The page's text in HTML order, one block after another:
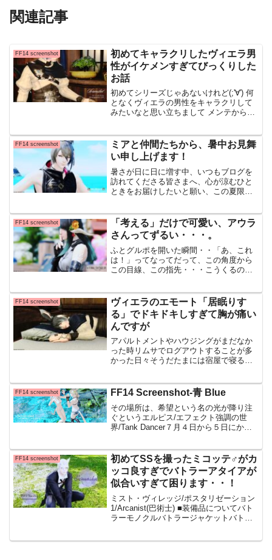
関連記事
FF14 screenshot
初めてキャラクリしたヴィエラ男
性がイケメンすぎてびっくりした
お話
初めてシリーズじゃあないけれど(;'∀') 何
となくヴィエラの男性をキャラクリして
みたいなと思い立ちまして メンテから逃
た幻想薬を使ってみたところ・・ 奇跡の
薬
FF14 screenshot
ミアと仲間たちから、暑中お見舞
い申し上げます！
暑さが日に日に増す中、いつもブログを
訪れてくださる皆さまへ、心が涼むひと
ときをお届けしたいと願い、この夏限定
伸ばし、さりげないウィンクと落ち着い
た表情で夏の輝きをそっと
FF14 screenshot
「考える」だけで可愛い、アウラ
さんってずるい・・・。
ふとグルポを開いた瞬間・・「あ、これ
は！」ってなってだって、この角度から
この目線、この指先・・・こうくるのね
なんですけど・・・。いつもはクールに
見えるアウラさんこのエモ...
FF14 screenshot
ヴィエラのエモート「居眠りす
る」でドキドキしすぎて胸が痛い
んですが
アパルトメントやハウジングがまだなか
った時リムサでログアウトすることが多
かった日々そうだたまには宿屋で寝るか
り木」です エモート「居眠りをする」 ま
FF14 screenshot FF14 Screenshot-青 Blue
その場所は、希望という名の光が降り注
ぐというエルピス/エフェクト強調の世
界/Tank Dancer７月４日から５日にかけ
ありがとうございました！これからどう
ぞ...
FF14 screenshot
初めてSSを撮ったミコッテ♂がカ
ッコ良すぎでバトラーアタイアが
似合いすぎて困ります・・！
ミスト・ヴィレッジ/ポスタリゼーション
1/Arcanist(巴術士) ■装備品についてバト
ラーモノクルバトラージャケットバトラ